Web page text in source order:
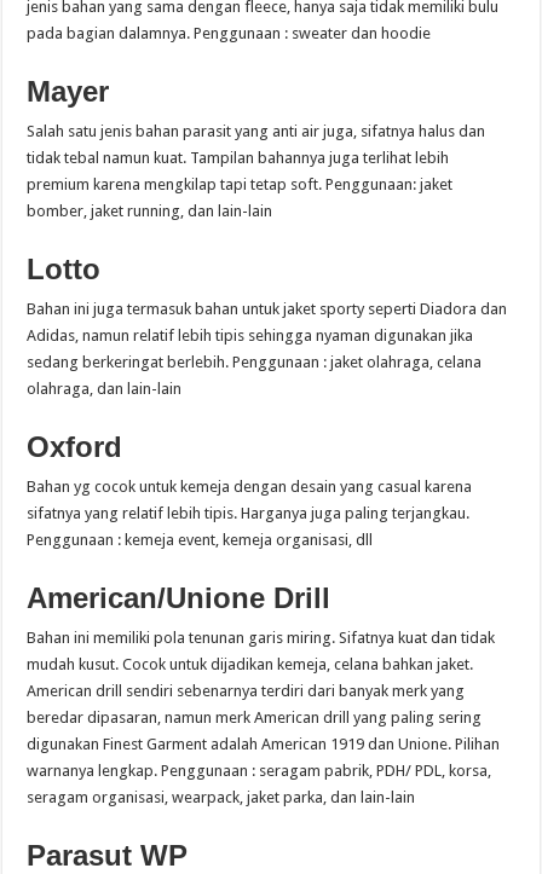
jenis bahan yang sama dengan fleece, hanya saja tidak memiliki bulu
pada bagian dalamnya. Penggunaan : sweater dan hoodie
Mayer
Salah satu jenis bahan parasit yang anti air juga, sifatnya halus dan
tidak tebal namun kuat. Tampilan bahannya juga terlihat lebih
premium karena mengkilap tapi tetap soft. Penggunaan: jaket
bomber, jaket running, dan lain-lain
Lotto
Bahan ini juga termasuk bahan untuk jaket sporty seperti Diadora dan
Adidas, namun relatif lebih tipis sehingga nyaman digunakan jika
sedang berkeringat berlebih. Penggunaan : jaket olahraga, celana
olahraga, dan lain-lain
Oxford
Bahan yg cocok untuk kemeja dengan desain yang casual karena
sifatnya yang relatif lebih tipis. Harganya juga paling terjangkau.
Penggunaan : kemeja event, kemeja organisasi, dll
American/Unione Drill
Bahan ini memiliki pola tenunan garis miring. Sifatnya kuat dan tidak
mudah kusut. Cocok untuk dijadikan kemeja, celana bahkan jaket.
American drill sendiri sebenarnya terdiri dari banyak merk yang
beredar dipasaran, namun merk American drill yang paling sering
digunakan Finest Garment adalah American 1919 dan Unione. Pilihan
warnanya lengkap. Penggunaan : seragam pabrik, PDH/ PDL, korsa,
seragam organisasi, wearpack, jaket parka, dan lain-lain
Parasut WP